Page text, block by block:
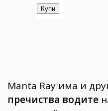
Manta Ray има и
пречиства водите